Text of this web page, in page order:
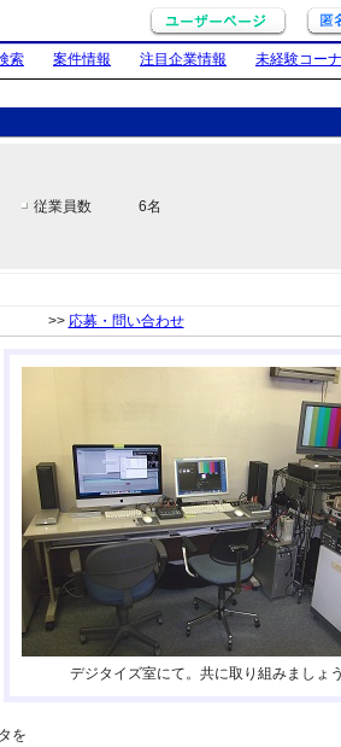
索 案件情報 注目企業情報 未経験コー
従業員数 6名
応募・問い合わせ
デジタイズ室にて。共に取り組みましょ
を